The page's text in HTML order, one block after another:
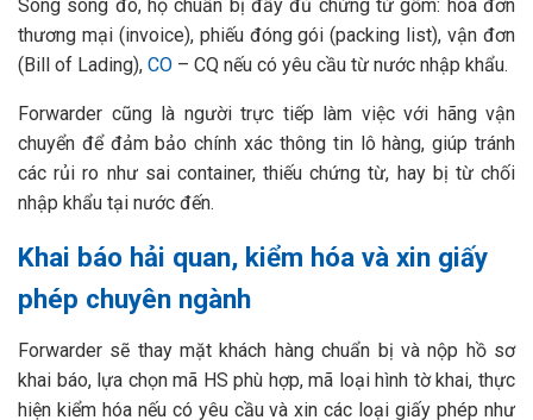
Song song đó, họ chuẩn bị đầy đủ chứng từ gồm: hóa đơn
thương mại (invoice), phiếu đóng gói (packing list), vận đơn
(Bill of Lading), CO – CQ nếu có yêu cầu từ nước nhập khẩu.
Forwarder cũng là người trực tiếp làm việc với hãng vận
chuyển để đảm bảo chính xác thông tin lô hàng, giúp tránh
các rủi ro như sai container, thiếu chứng từ, hay bị từ chối
nhập khẩu tại nước đến.
Khai báo hải quan, kiểm hóa và xin giấy
phép chuyên ngành
Forwarder sẽ thay mặt khách hàng chuẩn bị và nộp hồ sơ
khai báo, lựa chọn mã HS phù hợp, mã loại hình tờ khai, thực
hiện kiểm hóa nếu có yêu cầu và xin các loại giấy phép như